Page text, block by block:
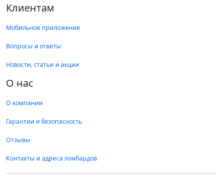
Клиентам
Мобильное приложение
Вопросы и ответы
Новости, статьи и акции
О нас
О компании
Гарантии и безопасность
Отзывы
Контакты и адреса ломбардов